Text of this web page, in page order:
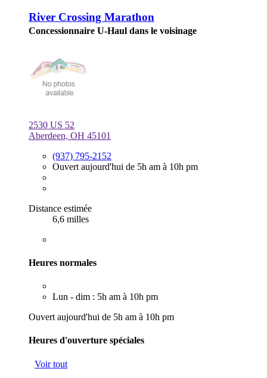
River Crossing Marathon
Concessionnaire U-Haul dans le voisinage
2530 US 52
Aberdeen, OH 45101
(937) 795-2152
Ouvert aujourd'hui de 5h am à 10h pm
Distance estimée
6,6 milles
Heures normales
Lun - dim : 5h am à 10h pm
Ouvert aujourd'hui de 5h am à 10h pm
Heures d'ouverture spéciales
Voir tout